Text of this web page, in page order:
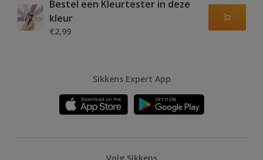
Bestel een Kleurtester in deze
kleur
€2,99
Sikkens Expert App